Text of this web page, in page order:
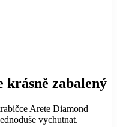
krásně zabalený
Arete Diamond —
vychutnat.